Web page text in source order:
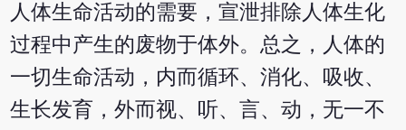
人体生命活动的需要，宣泄排除人体生化
过程中产生的废物于体外。总之，人体的
一切生命活动，内而循环、消化、吸收、
生长发育，外而视、听、言、动，无一不